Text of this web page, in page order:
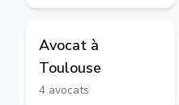
Avocat à
Toulouse
4 avocats